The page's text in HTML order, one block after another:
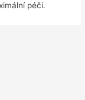
péči.